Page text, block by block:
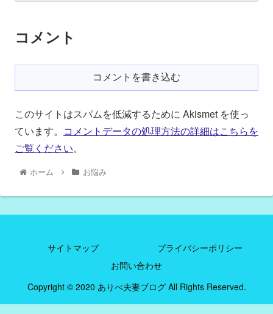
コメント
コメントを書き込む
このサイトはスパムを低減するために Akismet を使っ
ています。 コメントデータの処理方法の詳細はこちらを
ご覧ください。
ホーム お悩み
サイトマップ
プライバシーポリシー
お問い合わせ
Copyright © 2020 ありべ夫妻ブログ All Rights Reserved.